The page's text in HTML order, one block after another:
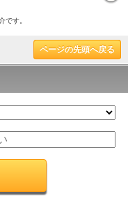
です。
ページの先頭へ戻る